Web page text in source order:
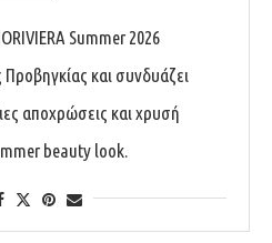
Summer 2026
και συνδυάζει
αποχρώσεις και χρυσή
beauty look.